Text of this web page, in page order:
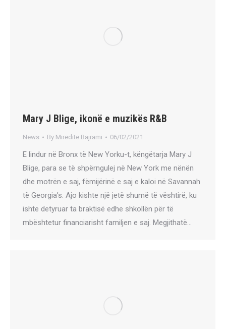
Mary J Blige, ikonë e muzikës R&B
News By Miredite Bajrami 06/02/2021
E lindur në Bronx të New Yorku-t, këngëtarja Mary J
Blige, para se të shpërngulej në New York me nënën
dhe motrën e saj, fëmijërinë e saj e kaloi në Savannah
të Georgia’s. Ajo kishte një jetë shumë të vështirë, ku
ishte detyruar ta braktisë edhe shkollën për të
mbështetur financiarisht familjen e saj. Megjithatë…